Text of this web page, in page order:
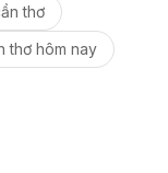
thơ
thơ hôm nay